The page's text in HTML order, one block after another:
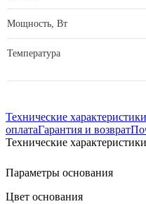
Мощность, Вт
Температура
Технические характеристики
оплатаГарантия и возврат
Технические характеристики
Параметры основания
Цвет основания